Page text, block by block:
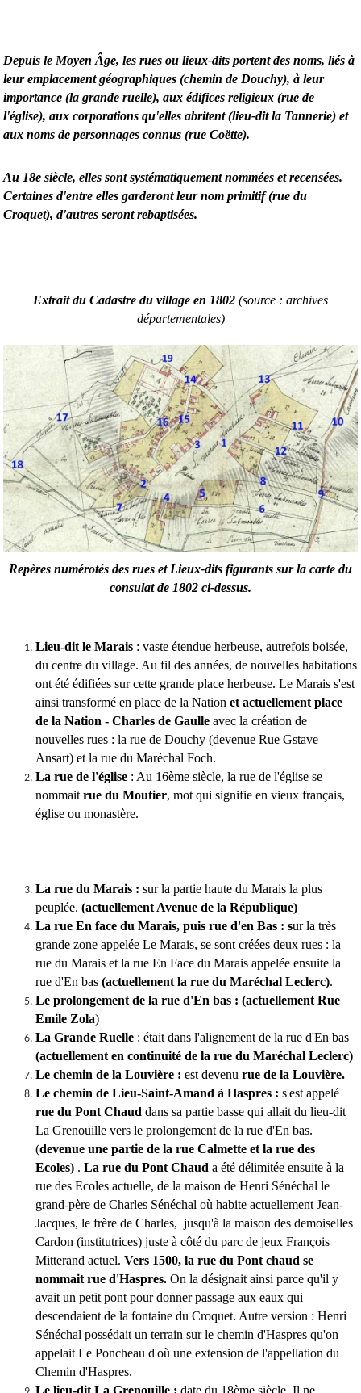
Depuis le Moyen Âge, les rues ou lieux-dits portent des noms, liés à
leur emplacement géographiques (chemin de Douchy), à leur
importance (la grande ruelle), aux édifices religieux (rue de
l'église), aux corporations qu'elles abritent (lieu-dit la Tannerie) et
aux noms de personnages connus (rue Coëtte).
Au 18e siècle, elles sont systématiquement nommées et recensées.
Certaines d'entre elles garderont leur nom primitif (rue du
Croquet), d'autres seront rebaptisées.
Extrait du Cadastre du village en 1802 (source : archives
départementales)
Repères numérotés des rues et Lieux-dits figurants sur la carte du
consulat de 1802 ci-dessus.
Lieu-dit le Marais : vaste étendue herbeuse, autrefois boisée,
du centre du village. Au fil des années, de nouvelles habitations
ont été édifiées sur cette grande place herbeuse. Le Marais s'est
ainsi transformé en place de la Nation et actuellement place
de la Nation - Charles de Gaulle avec la création de
nouvelles rues : la rue de Douchy (devenue Rue Gstave
Ansart) et la rue du Maréchal Foch.
La rue de l'église : Au 16ème siècle, la rue de l'église se
nommaitrue du Moutier, mot qui signifie en vieux français,
église ou monastère.
La rue du Marais : sur la partie haute du Marais la plus
peuplée.(actuellement Avenue de la République)
La rue En face du Marais, puis rue d'en Bas : sur la très
grande zone appelée Le Marais, se sont créées deux rues : la
rue du Marais et la rue En Face du Marais appelée ensuite la
rue d'En bas(actuellement la rue du Maréchal Leclerc).
Le prolongement de la rue d'En bas : (actuellement Rue
Emile Zola)
La Grande Ruelle : était dans l'alignement de la rue d'En bas
(actuellement en continuité de la rue du Maréchal Leclerc)
Le chemin de la Louvière : est devenurue de la Louvière.
Le chemin de Lieu-Saint-Amand à Haspres : s'est appelé
rue du Pont Chaud dans sa partie basse qui allait du lieu-dit
La Grenouille vers le prolongement de la rue d'En bas.
(devenue une partie de la rue Calmette et la rue des
Ecoles) .La rue du Pont Chaud a été délimitée ensuite à la
rue des Ecoles actuelle, de la maison de Henri Sénéchal le
grand-père de Charles Sénéchal où habite actuellement Jean-
Jacques, le frère de Charles, jusqu'à la maison des demoiselles
Cardon (institutrices) juste à côté du parc de jeux François
Mitterand actuel.Vers 1500, la rue du Pont chaud se
nommait rue d'Haspres. On la désignait ainsi parce qu'il y
avait un petit pont pour donner passage aux eaux qui
descendaient de la fontaine du Croquet. Autre version : Henri
Sénéchal possédait un terrain sur le chemin d'Haspres qu'on
appelait Le Poncheau d'où une extension de l'appellation du
Chemin d'Haspres.